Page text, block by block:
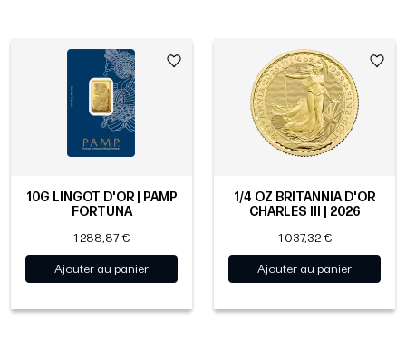
10G LINGOT D'OR | PAMP
FORTUNA
1 288,87 €
Ajouter au panier
1/4 OZ BRITANNIA D'OR
CHARLES III | 2026
1 037,32 €
Ajouter au panier